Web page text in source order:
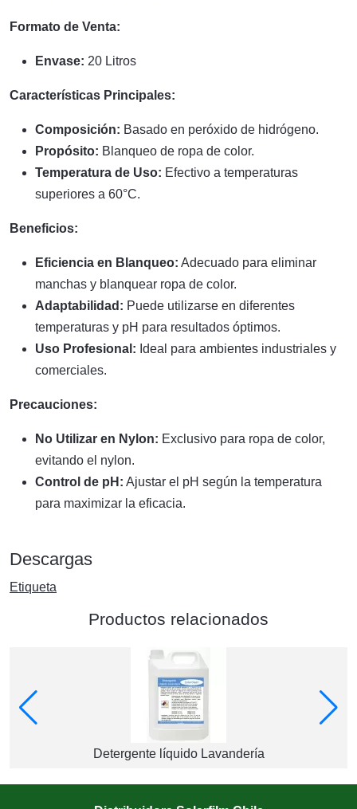
Formato de Venta:
Envase: 20 Litros
Características Principales:
Composición: Basado en peróxido de hidrógeno.
Propósito: Blanqueo de ropa de color.
Temperatura de Uso: Efectivo a temperaturas
superiores a 60°C.
Beneficios:
Eficiencia en Blanqueo: Adecuado para eliminar
manchas y blanquear ropa de color.
Adaptabilidad: Puede utilizarse en diferentes
temperaturas y pH para resultados óptimos.
Uso Profesional: Ideal para ambientes industriales y
comerciales.
Precauciones:
No Utilizar en Nylon: Exclusivo para ropa de color,
evitando el nylon.
Control de pH: Ajustar el pH según la temperatura
para maximizar la eficacia.
Descargas
Etiqueta
Productos relacionados
Detergente líquido Lavandería